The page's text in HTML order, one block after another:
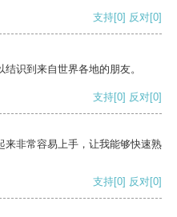
支持[0] 反对[0]
识到来自世界各地的朋友。
支持[0] 反对[0]
来非常容易上手，让我能够快速熟
支持[0] 反对[0]